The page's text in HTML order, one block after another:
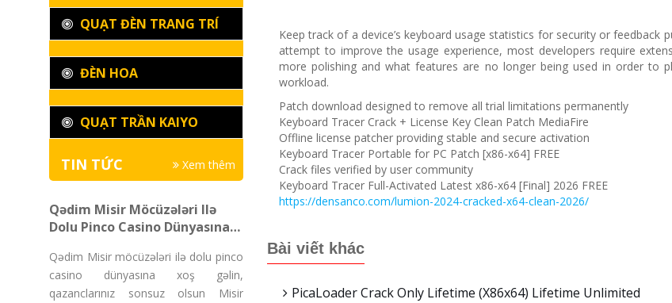
Keep track of a device’s keyboard usage statistics for security or
attempt to improve the usage experience, most developers require
more polishing and what features are no longer being used in order to
workload.
Patch download designed to remove all trial limitations permanently
Keyboard Tracer Crack + License Key Clean Patch MediaFire
Offline license patcher providing stable and secure activation
Keyboard Tracer Portable for PC Patch [x86-x64] FREE
Crack files verified by user community
Keyboard Tracer Full-Activated Latest x86-x64 [Final] 2026 FREE
https://densanco.com/lumion-2024-cracked-x64-clean-2026/
Bài viết khác
PicaLoader Crack Only Lifetime (x86x64) Lifetime Unlimited
QUẠT ĐÈN TRANG TRÍ
ĐÈN HOA
QUẠT TRẦN KAIYO
TIN TỨC Xem thêm
Qədim Misir Möcüzələri Ilə
Dolu Pinco Casino Dünyasına
Sonsuz Olsun
Qədim Misir möcüzələri ilə dolu pinco
casino dünyasına xoş gəlin,
qazanclarınız sonsuz olsun Misir